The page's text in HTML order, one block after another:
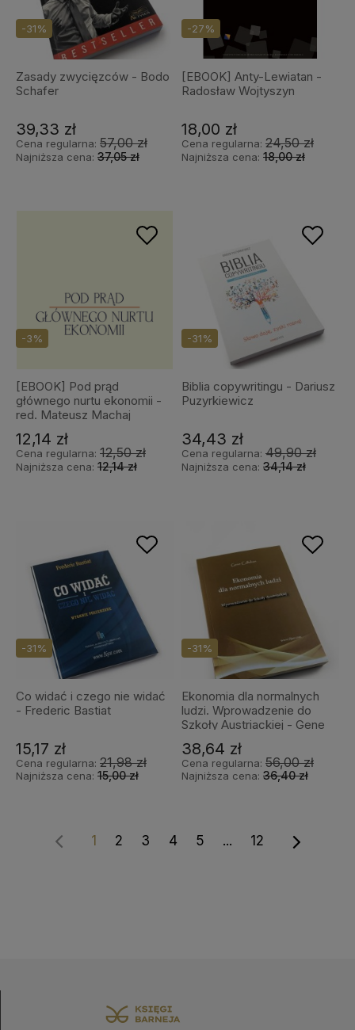
Zasady zwycięzców - Bodo
Schafer
39,33 zł
-31%
Cena regularna: 57,00 zł
Najniższa cena: 37,05 zł
[EBOOK] Anty-Lewiatan -
Radosław Wojtyszyn
18,00 zł
-27%
Cena regularna: 24,50 zł
Najniższa cena: 18,00 zł
[EBOOK] Pod prąd
głównego nurtu ekonomii -
red. Mateusz Machaj
12,14 zł
-3%
Cena regularna: 12,50 zł
Najniższa cena: 12,14 zł
Biblia copywritingu - Dariusz
Puzyrkiewicz
34,43 zł
-31%
Cena regularna: 49,90 zł
Najniższa cena: 34,14 zł
Co widać i czego nie widać
- Frederic Bastiat
15,17 zł
-31%
Cena regularna: 21,98 zł
Najniższa cena: 15,00 zł
Ekonomia dla normalnych
ludzi. Wprowadzenie do
Szkoły Austriackiej - Gene
38,64 zł
-31%
Cena regularna: 56,00 zł
Najniższa cena: 36,40 zł
1 2 3 4 5 ... 12